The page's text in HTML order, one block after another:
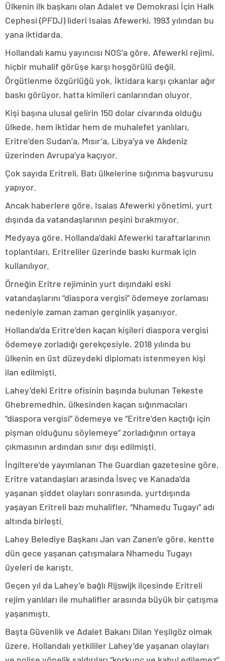
Ülkenin ilk başkanı olan Adalet ve Demokrasi İçin Halk
Cephesi (PFDJ) lideri Isaias Afewerki, 1993 yılından bu
yana iktidarda.
Hollandalı kamu yayıncısı NOS’a göre, Afewerki rejimi,
hiçbir muhalif görüşe karşı hoşgörülü değil.
Örgütlenme özgürlüğü yok. İktidara karşı çıkanlar ağır
baskı görüyor, hatta kimileri canlarından oluyor.
Kişi başına ulusal gelirin 150 dolar civarında olduğu
ülkede, hem iktidar hem de muhalefet yanlıları,
Eritre’den Sudan’a, Mısır’a, Libya’ya ve Akdeniz
üzerinden Avrupa’ya kaçıyor.
Çok sayıda Eritreli, Batı ülkelerine sığınma başvurusu
yapıyor.
Ancak haberlere göre, Isaias Afewerki yönetimi, yurt
dışında da vatandaşlarının peşini bırakmıyor.
Medyaya göre, Hollanda’daki Afewerki taraftarlarının
toplantıları, Eritreliler üzerinde baskı kurmak için
kullanılıyor.
Örneğin Eritre rejiminin yurt dışındaki eski
vatandaşlarını “diaspora vergisi” ödemeye zorlaması
nedeniyle zaman zaman gerginlik yaşanıyor.
Hollanda’da Eritre’den kaçan kişileri diaspora vergisi
ödemeye zorladığı gerekçesiyle, 2018 yılında bu
ülkenin en üst düzeydeki diplomatı istenmeyen kişi
ilan edilmişti.
Lahey’deki Eritre ofisinin başında bulunan Tekeste
Ghebremedhin, ülkesinden kaçan sığınmacıları
“diaspora vergisi” ödemeye ve “Eritre’den kaçtığı için
pişman olduğunu söylemeye” zorladığının ortaya
çıkmasının ardından sınır dışı edilmişti.
İngiltere’de yayımlanan The Guardian gazetesine göre,
Eritre vatandaşları arasında İsveç ve Kanada’da
yaşanan şiddet olayları sonrasında, yurtdışında
yaşayan Eritreli bazı muhalifler, “Nhamedu Tugayı” adı
altında birleşti.
Lahey Belediye Başkanı Jan van Zanen’e göre, kentte
dün gece yaşanan çatışmalara Nhamedu Tugayı
üyeleri de karıştı.
Geçen yıl da Lahey’e bağlı Rijswijk ilçesinde Eritreli
rejim yanlıları ile muhalifler arasında büyük bir çatışma
yaşanmıştı.
Başta Güvenlik ve Adalet Bakanı Dilan Yeşilgöz olmak
üzere, Hollandalı yetkililer Lahey’de yaşanan olayları